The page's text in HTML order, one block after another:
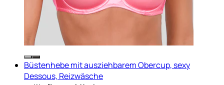
Büstenhebe mit ausziehbarem Obercup, sexy
Dessous, Reizwäsche